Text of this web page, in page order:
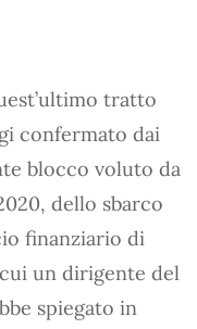
tratto
confermato dai
blocco voluto da
dello sbarco
finanziario di
un dirigente del
spiegato in